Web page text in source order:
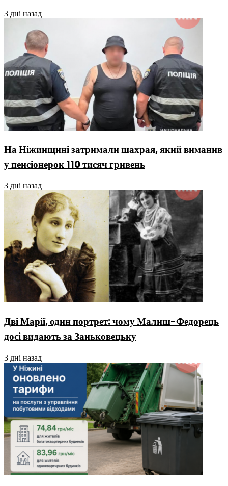
3 дні назад
На Ніжинщині затримали шахрая, який виманив
у пенсіонерок 110 тисяч гривень
3 дні назад
Дві Марії, один портрет: чому Малиш-Федорець
досі видають за Заньковецьку
3 дні назад